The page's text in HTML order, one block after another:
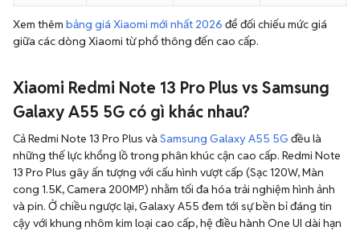
Xem thêm bảng giá Xiaomi mới nhất 2026 để đối chiếu mức giá
giữa các dòng Xiaomi từ phổ thông đến cao cấp.
Xiaomi Redmi Note 13 Pro Plus vs Samsung
Galaxy A55 5G có gì khác nhau?
Cả Redmi Note 13 Pro Plus vàSamsung Galaxy A55 5G đều là
những thế lực khổng lồ trong phân khúc cận cao cấp. Redmi Note
13 Pro Plus gây ấn tượng với cấu hình vượt cấp (Sạc 120W, Màn
cong 1.5K, Camera 200MP) nhằm tối đa hóa trải nghiệm hình ảnh
và pin. Ở chiều ngược lại, Galaxy A55 đem tới sự bền bỉ đáng tin
cậy với khung nhôm kim loại cao cấp, hệ điều hành One UI dài hạn